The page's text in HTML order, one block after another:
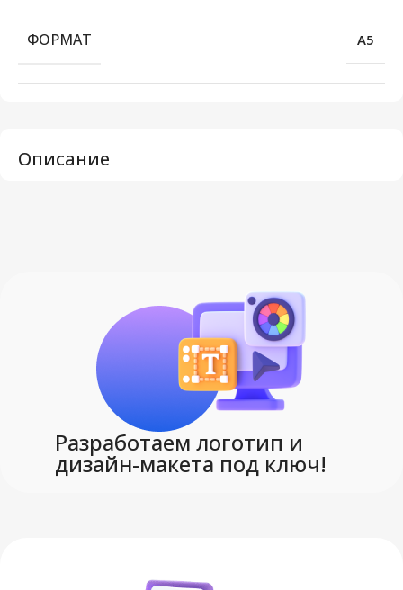
Описание
ФОРМАТ А5
Разработаем логотип и
дизайн-макета под ключ!